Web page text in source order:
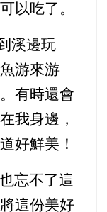
以吃了。
溪邊玩
游來游
有時還會
我身邊，
好鮮美！
忘不了這
這份美好